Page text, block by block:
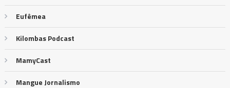
Eufêmea
Kilombas Podcast
MamyCast
Mangue Jornalismo